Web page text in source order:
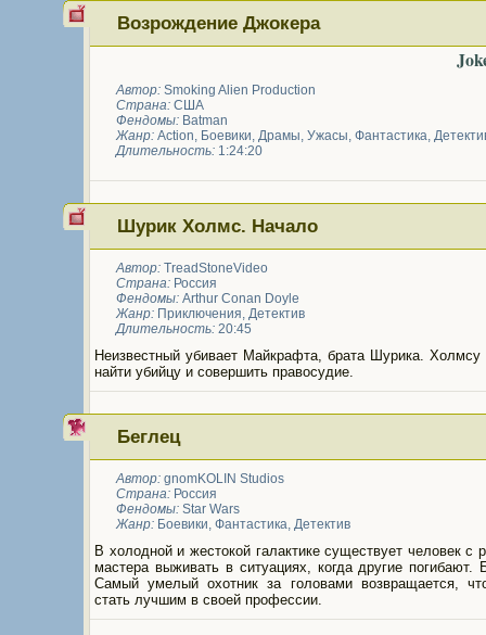
Возрождение Джокера
Автор: Smoking Alien Production
Страна: США
Фендомы: Batman
Жанр: Action, Боевики, Драмы, Ужасы, Фантастика,
Длительность: 1:24:20
Шурик Холмс. Начало
Автор: TreadStoneVideo
Страна: Россия
Фендомы: Arthur Conan Doyle
Жанр: Приключения, Детектив
Длительность: 20:45
Неизвестный убивает Майкрафта, брата Шурика. Холмсу
найти убийцу и совершить правосудие.
Беглец
Автор: gnomKOLIN Studios
Страна: Россия
Фендомы: Star Wars
Жанр: Боевики, Фантастика, Детектив
В холодной и жестокой галактике существует человек с
мастера выживать в ситуациях, когда другие погибают.
Самый умелый охотник за головами возвращается,
стать лучшим в своей профессии.